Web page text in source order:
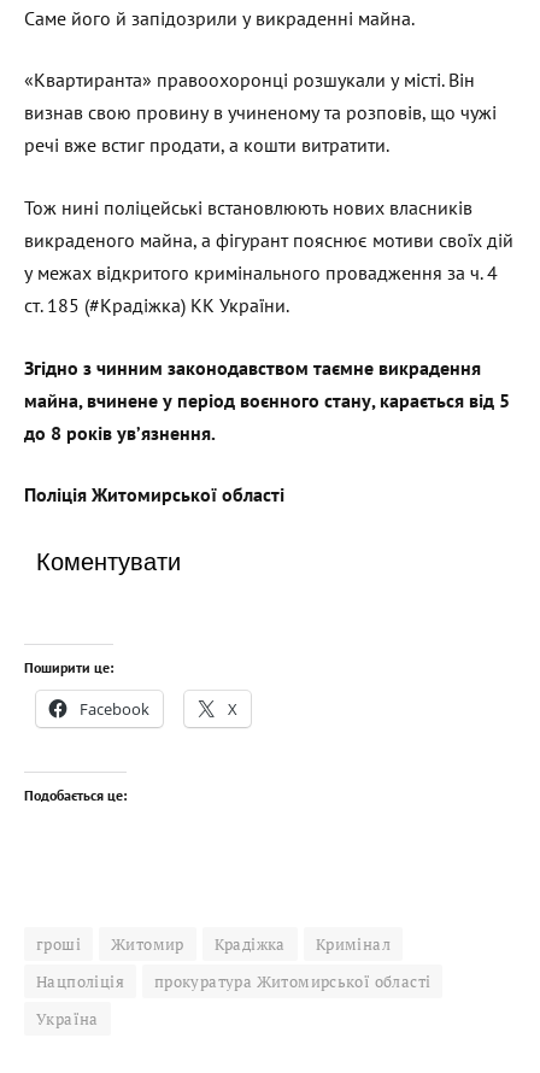
Саме його й запідозрили у викраденні майна.
«Квартиранта» правоохоронці розшукали у місті. Він
визнав свою провину в учиненому та розповів, що чужі
речі вже встиг продати, а кошти витратити.
Тож нині поліцейські встановлюють нових власників
викраденого майна, а фігурант пояснює мотиви своїх дій
у межах відкритого кримінального провадження за ч. 4
ст. 185 (#Крадіжка) КК України.
Згідно з чинним законодавством таємне викрадення
майна, вчинене у період воєнного стану, карається від 5
до 8 років ув’язнення.
Поліція Житомирської області
Коментувати
Поширити це:
Facebook X
Подобається це:
гроші Житомир Крадіжка
Кримінал
Нацполіція
прокуратура Житомирської області
Україна